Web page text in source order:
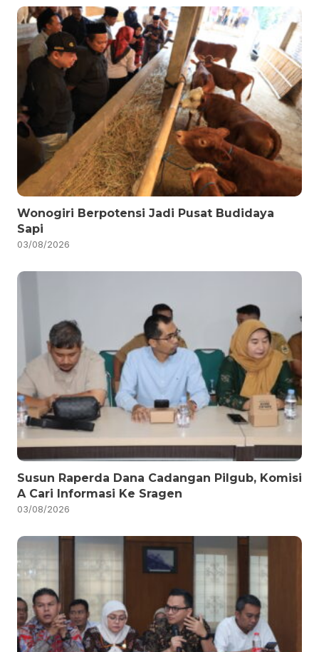
Wonogiri Berpotensi Jadi Pusat Budidaya
Sapi
03/08/2026
Susun Raperda Dana Cadangan Pilgub, Komisi
A Cari Informasi Ke Sragen
03/08/2026